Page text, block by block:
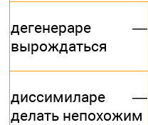
дегенераре —
вырождаться
диссимиларе —
делать непохожим